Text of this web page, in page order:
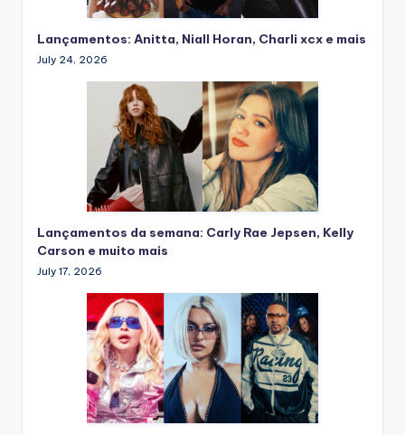
Lançamentos: Anitta, Niall Horan, Charli xcx e mais
July 24, 2026
Lançamentos da semana: Carly Rae Jepsen, Kelly
Carson e muito mais
July 17, 2026